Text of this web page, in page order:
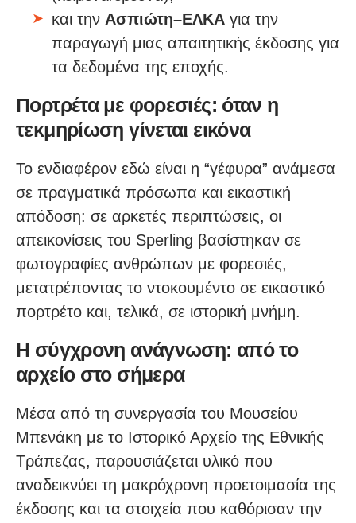
και την Ασπιώτη–ΕΛΚΑ για την
παραγωγή μιας απαιτητικής έκδοσης για
τα δεδομένα της εποχής.
Πορτρέτα με φορεσιές: όταν η
τεκμηρίωση γίνεται εικόνα
Το ενδιαφέρον εδώ είναι η “γέφυρα” ανάμεσα
σε πραγματικά πρόσωπα και εικαστική
απόδοση: σε αρκετές περιπτώσεις, οι
απεικονίσεις του Sperling βασίστηκαν σε
φωτογραφίες ανθρώπων με φορεσιές,
μετατρέποντας το ντοκουμέντο σε εικαστικό
πορτρέτο και, τελικά, σε ιστορική μνήμη.
Η σύγχρονη ανάγνωση: από το
αρχείο στο σήμερα
Μέσα από τη συνεργασία του Μουσείου
Μπενάκη με το Ιστορικό Αρχείο της Εθνικής
Τράπεζας, παρουσιάζεται υλικό που
αναδεικνύει τη μακρόχρονη προετοιμασία της
έκδοσης και τα στοιχεία που καθόρισαν την